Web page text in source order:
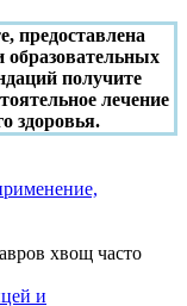
предоставлена
образовательных
получите
лечение
здоровья.
хвощ часто